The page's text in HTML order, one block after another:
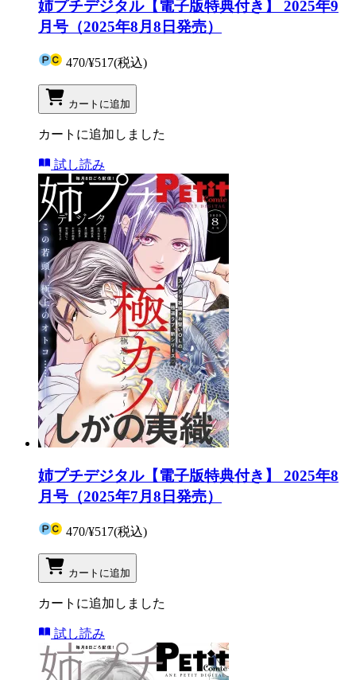
姉プチデジタル【電子版特典付き】 2025年9
月号（2025年8月8日発売）
470/¥517(税込)
カートに追加
カートに追加しました
試し読み
姉プチデジタル【電子版特典付き】 2025年8
月号（2025年7月8日発売）
470/¥517(税込)
カートに追加
カートに追加しました
試し読み